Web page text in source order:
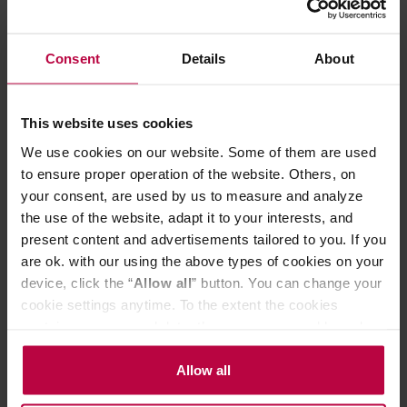
Consent Details About
This website uses cookies
We use cookies on our website. Some of them are used
to ensure proper operation of the website. Others, on
your consent, are used by us to measure and analyze
the use of the website, adapt it to your interests, and
present content and advertisements tailored to you. If you
are ok. with our using the above types of cookies on your
device, click the “Allow all” button. You can change your
cookie settings anytime. To the extent the cookies
the controller’s (namely, ALL GOOD S.A., ul.
Mazowiecka 24I/U9, 78-100 Kołobrzeg) or third parties’
legitimate interests which are to ensure a high quality of
Allow all
PASUJĄCE PRODUKTY
OCENY
Może Cię zainteresować
NOWOŚĆ
PROMOCJA